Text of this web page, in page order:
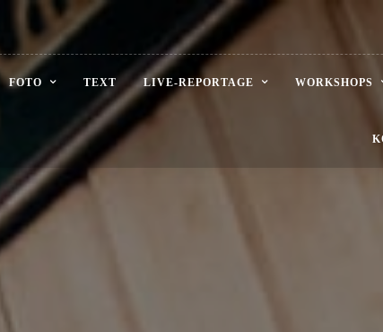
FOTO TEXT LIVE-REPORTAGE WORKSHOPS